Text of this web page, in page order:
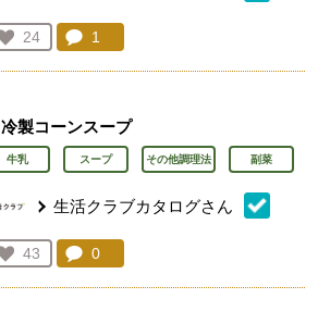
お気に入り登録：
24
人が登録
コメント：
1
冷製コーンスープ
牛乳 スープ その他調理法 副菜
生活クラブカタログさん
お気に入り登録：
43
人が登録
コメント：
0